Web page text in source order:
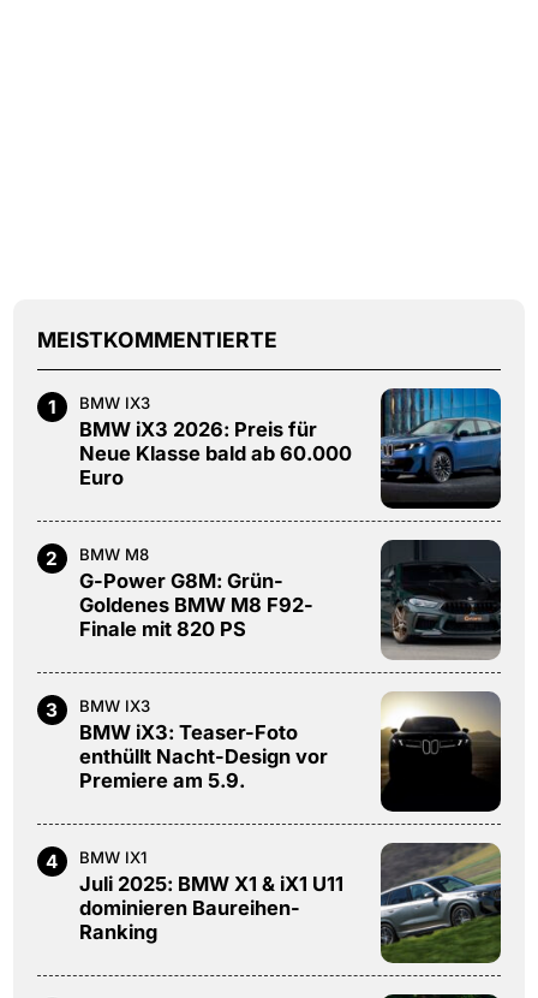
MEISTKOMMENTIERTE
1 BMW IX3
BMW iX3 2026: Preis für
Neue Klasse bald ab 60.000
Euro
2 BMW M8
G-Power G8M: Grün-
Goldenes BMW M8 F92-
Finale mit 820 PS
3 BMW IX3
BMW iX3: Teaser-Foto
enthüllt Nacht-Design vor
Premiere am 5.9.
4 BMW IX1
Juli 2025: BMW X1 & iX1 U11
dominieren Baureihen-
Ranking